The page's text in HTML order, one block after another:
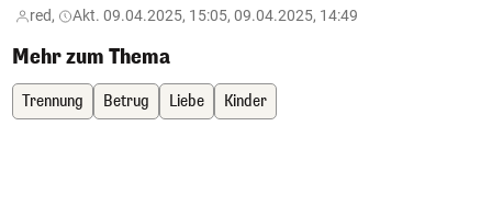
red, Akt. 09.04.2025, 15:05, 09.04.2025, 14:49
Mehr zum Thema
Trennung Betrug Liebe Kinder